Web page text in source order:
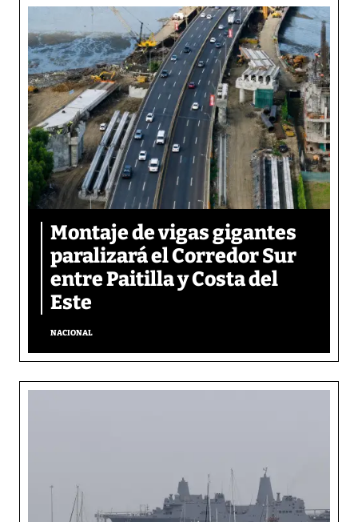
Montaje de vigas gigantes
paralizará el Corredor Sur
entre Paitilla y Costa del
Este
NACIONAL